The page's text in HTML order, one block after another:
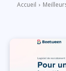
Accueil